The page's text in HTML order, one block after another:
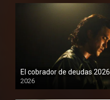
El cobrador de deudas 2026
2026
1080P